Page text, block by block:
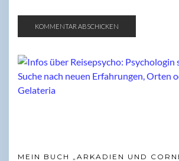
MEIN BUCH „ARKADIEN UND